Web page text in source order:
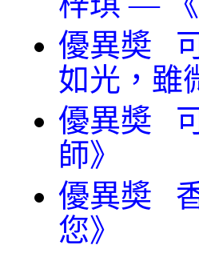
優異奬
如光，雖
優異奬
師》
優異奬
您》